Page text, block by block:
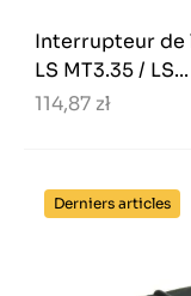
Interrupteur de
LS MT3.35 / LS...
114,87 zł
Derniers articles